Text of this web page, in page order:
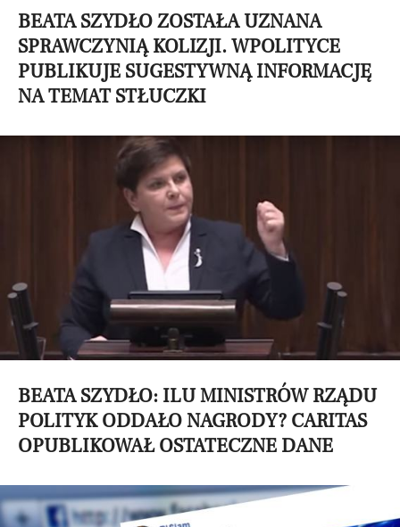
BEATA SZYDŁO ZOSTAŁA UZNANA
SPRAWCZYNIĄ KOLIZJI. WPOLITYCE
PUBLIKUJE SUGESTYWNĄ INFORMACJĘ
NA TEMAT STŁUCZKI
BEATA SZYDŁO: ILU MINISTRÓW RZĄDU
POLITYK ODDAŁO NAGRODY? CARITAS
OPUBLIKOWAŁ OSTATECZNE DANE